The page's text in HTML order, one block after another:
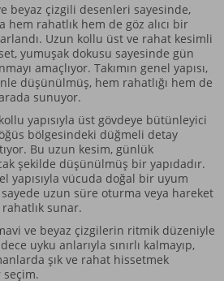
beyaz çizgili desenleri sayesinde,
rahatlık hem de göz alıcı bir
Uzun kollu üst ve rahat kesimli
yumuşak dokusu sayesinde gün
amaçlıyor. Takımın genel yapısı,
düşünülmüş, hem rahatlığı hem de
sunuyor.
yapısıyla üst gövdeye bütünleyici
bölgesindeki düğmeli detay
Bu uzun kesim, günlük
şekilde düşünülmüş bir yapıdadır.
yapısıyla vücuda doğal bir uyum
uzun süre oturma veya hareket
sunar.
mavi ve beyaz çizgilerin ritmik düzeniyle
uyku anlarıyla sınırlı kalmayıp,
şık ve rahat hissetmek